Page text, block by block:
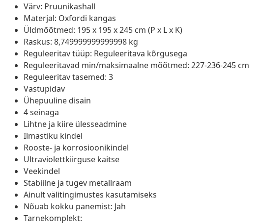
Värv: Pruunikashall
Materjal: Oxfordi kangas
Üldmõõtmed: 195 x 195 x 245 cm (P x L x K)
Raskus: 8,749999999999998 kg
Reguleeritav tüüp: Reguleeritava kõrgusega
Reguleeritavad min/maksimaalne mõõtmed: 227-236-245 cm
Reguleeritav tasemed: 3
Vastupidav
Ühepuuline disain
4 seinaga
Lihtne ja kiire ülesseadmine
Ilmastiku kindel
Rooste- ja korrosioonikindel
Ultraviolettkiirguse kaitse
Veekindel
Stabiilne ja tugev metallraam
Ainult välitingimustes kasutamiseks
Nõuab kokku panemist: Jah
Tarnekomplekt: